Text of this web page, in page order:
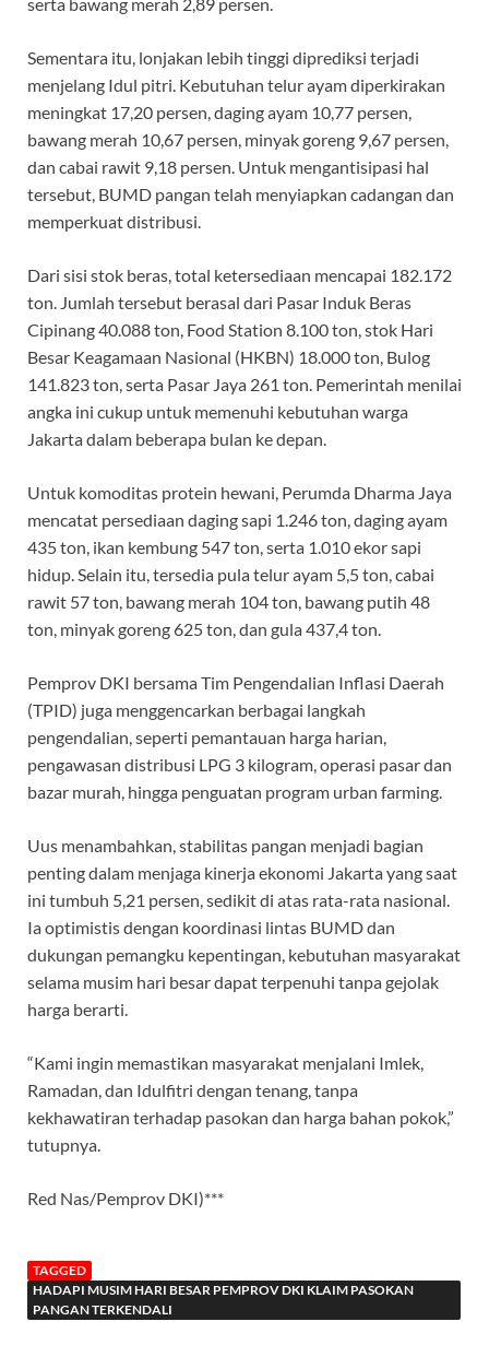
Sementara itu, lonjakan lebih tinggi diprediksi terjadi
menjelang Idul pitri. Kebutuhan telur ayam diperkirakan
meningkat 17,20 persen, daging ayam 10,77 persen,
bawang merah 10,67 persen, minyak goreng 9,67 persen,
dan cabai rawit 9,18 persen. Untuk mengantisipasi hal
tersebut, BUMD pangan telah menyiapkan cadangan dan
memperkuat distribusi.
Dari sisi stok beras, total ketersediaan mencapai 182.172
ton. Jumlah tersebut berasal dari Pasar Induk Beras
Cipinang 40.088 ton, Food Station 8.100 ton, stok Hari
Besar Keagamaan Nasional (HKBN) 18.000 ton, Bulog
141.823 ton, serta Pasar Jaya 261 ton. Pemerintah menilai
angka ini cukup untuk memenuhi kebutuhan warga
Jakarta dalam beberapa bulan ke depan.
Untuk komoditas protein hewani, Perumda Dharma Jaya
mencatat persediaan daging sapi 1.246 ton, daging ayam
435 ton, ikan kembung 547 ton, serta 1.010 ekor sapi
hidup. Selain itu, tersedia pula telur ayam 5,5 ton, cabai
rawit 57 ton, bawang merah 104 ton, bawang putih 48
ton, minyak goreng 625 ton, dan gula 437,4 ton.
Pemprov DKI bersama Tim Pengendalian Inflasi Daerah
(TPID) juga menggencarkan berbagai langkah
pengendalian, seperti pemantauan harga harian,
pengawasan distribusi LPG 3 kilogram, operasi pasar dan
bazar murah, hingga penguatan program urban farming.
Uus menambahkan, stabilitas pangan menjadi bagian
penting dalam menjaga kinerja ekonomi Jakarta yang saat
ini tumbuh 5,21 persen, sedikit di atas rata-rata nasional.
Ia optimistis dengan koordinasi lintas BUMD dan
dukungan pemangku kepentingan, kebutuhan masyarakat
selama musim hari besar dapat terpenuhi tanpa gejolak
harga berarti.
“Kami ingin memastikan masyarakat menjalani Imlek,
Ramadan, dan Idulfitri dengan tenang, tanpa
kekhawatiran terhadap pasokan dan harga bahan pokok,”
tutupnya.
Red Nas/Pemprov DKI)***
TAGGED
HADAPI MUSIM HARI BESAR PEMPROV DKI KLAIM PASOKAN
PANGAN TERKENDALI